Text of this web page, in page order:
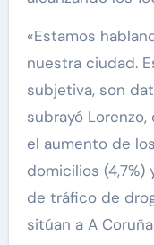
«Estamos
nuestra ciudad.
subjetiva, son
subrayó
el aumento de
domicilios
de tráfico de
sitúan a A